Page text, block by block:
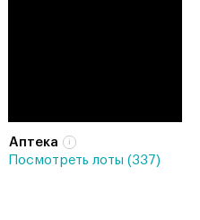
Аптека
Посмотреть лоты (337)